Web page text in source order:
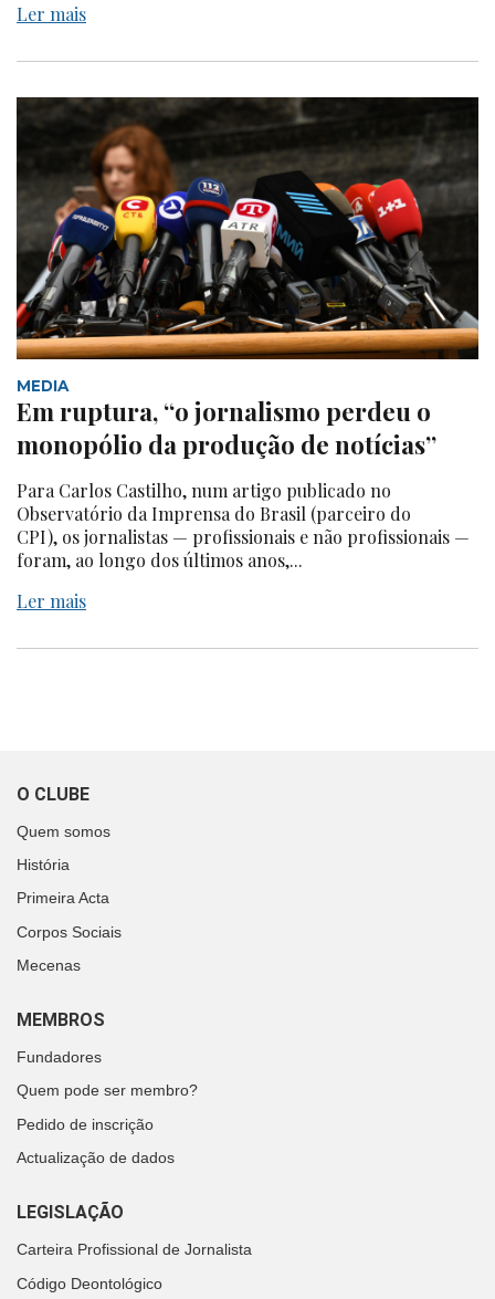
Ler mais
MEDIA
Em ruptura, “o jornalismo perdeu o
monopólio da produção de notícias”
Para Carlos Castilho, num artigo publicado no
Observatório da Imprensa do Brasil (parceiro do
CPI), os jornalistas — profissionais e não profissionais —
foram, ao longo dos últimos anos,...
Ler mais
O CLUBE
Quem somos
História
Primeira Acta
Corpos Sociais
Mecenas
MEMBROS
Fundadores
Quem pode ser membro?
Pedido de inscrição
Actualização de dados
LEGISLAÇÃO
Carteira Profissional de Jornalista
Código Deontológico